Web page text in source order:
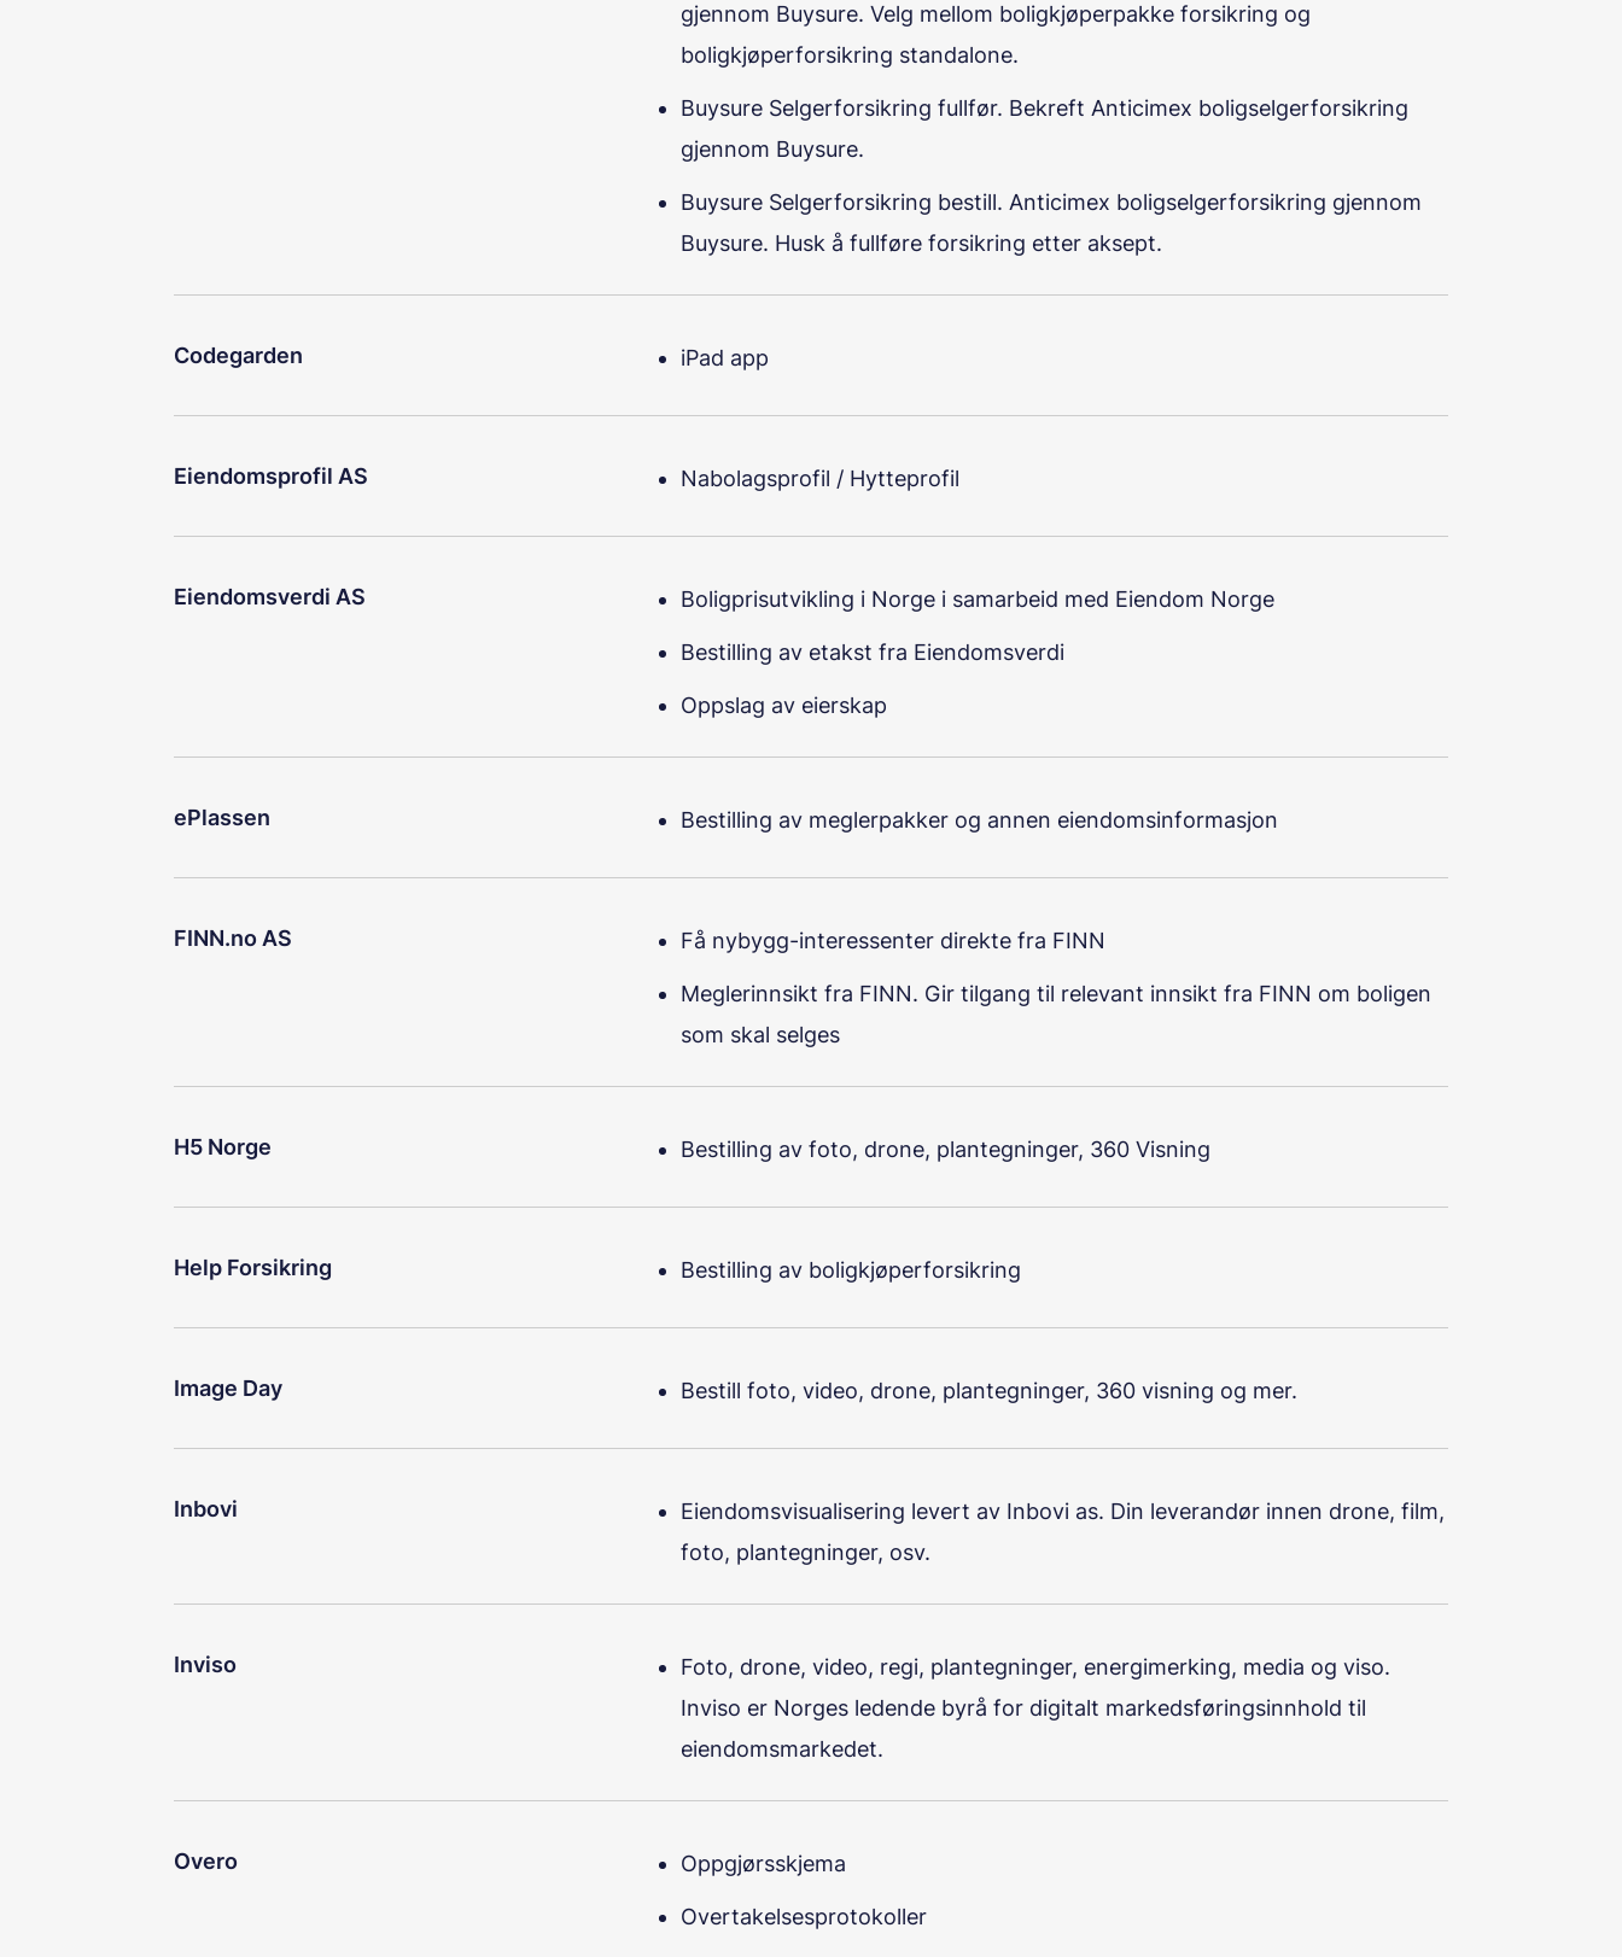
gjennom Buysure. Velg mellom boligkjøperpakke forsikring og
boligkjøperforsikring standalone.
Buysure Selgerforsikring fullfør. Bekreft Anticimex boligselgerforsikring
gjennom Buysure.
Buysure Selgerforsikring bestill. Anticimex boligselgerforsikring gjennom
Buysure. Husk å fullføre forsikring etter aksept.
Codegarden iPad app
Eiendomsprofil AS Nabolagsprofil / Hytteprofil
Eiendomsverdi AS Boligprisutvikling i Norge i samarbeid med Eiendom Norge
Bestilling av etakst fra Eiendomsverdi
Oppslag av eierskap
ePlassen Bestilling av meglerpakker og annen eiendomsinformasjon
FINN.no AS Få nybygg-interessenter direkte fra FINN
Meglerinnsikt fra FINN. Gir tilgang til relevant innsikt fra FINN om boligen
som skal selges
H5 Norge Bestilling av foto, drone, plantegninger, 360 Visning
Help Forsikring Bestilling av boligkjøperforsikring
Image Day Bestill foto, video, drone, plantegninger, 360 visning og mer.
Inbovi
Eiendomsvisualisering levert av Inbovi as. Din leverandør innen drone, film,
foto, plantegninger, osv.
Inviso
Foto, drone, video, regi, plantegninger, energimerking, media og viso.
Inviso er Norges ledende byrå for digitalt markedsføringsinnhold til
eiendomsmarkedet.
Overo Oppgjørsskjema
Overtakelsesprotokoller